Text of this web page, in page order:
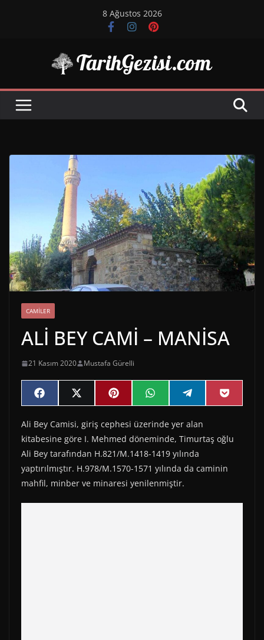
8 Ağustos 2026
CAMILER
ALİ BEY CAMİ – MANİSA
21 Kasım 2020 Mustafa Gürelli
Share
on
F
a
e
b
o
o
k
Share
on
X
(
w
i
t
t
e
r
)
Share
on
P
i
t
e
r
e
s
t
Share
on
W
h
t
s
A
p
p
Share
on
e
e
g
r
a
m
Share
on
P
o
e
t
Ali Bey Camisi, giriş cephesi üzerinde yer alan
kitabesine göre I. Mehmed döneminde, Timurtaş oğlu
Ali Bey tarafından H.821/M.1418-1419 yılında
yaptırılmıştır. H.978/M.1570-1571 yılında da caminin
mahfil, minber ve minaresi yenilenmiştir.